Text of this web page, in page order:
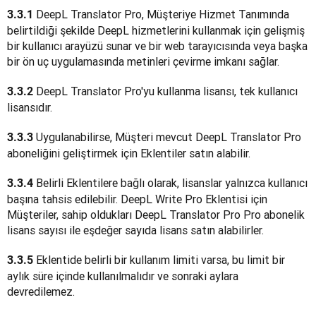
3.3.1 DeepL Translator Pro, Müşteriye Hizmet Tanımında
belirtildiği şekilde DeepL hizmetlerini kullanmak için gelişmiş
bir kullanıcı arayüzü sunar ve bir web tarayıcısında veya başka
bir ön uç uygulamasında metinleri çevirme imkanı sağlar.
3.3.2 DeepL Translator Pro'yu kullanma lisansı, tek kullanıcı
lisansıdır.
3.3.3 Uygulanabilirse, Müşteri mevcut DeepL Translator Pro
aboneliğini geliştirmek için Eklentiler satın alabilir.
3.3.4 Belirli Eklentilere bağlı olarak, lisanslar yalnızca kullanıcı
başına tahsis edilebilir. DeepL Write Pro Eklentisi için
Müşteriler, sahip oldukları DeepL Translator Pro Pro abonelik
lisans sayısı ile eşdeğer sayıda lisans satın alabilirler.
3.3.5 Eklentide belirli bir kullanım limiti varsa, bu limit bir
aylık süre içinde kullanılmalıdır ve sonraki aylara
devredilemez.